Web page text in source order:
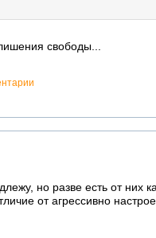
свободы...
но разве есть от них
от агрессивно